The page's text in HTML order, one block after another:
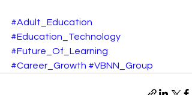
#Adult_Education
#Education_Technology
#Future_Of_Learning
#Career_Growth #VBNN_Group